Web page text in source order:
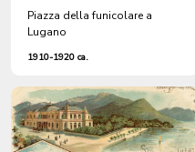
Piazza della funicolare a
Lugano
1910-1920 ca.